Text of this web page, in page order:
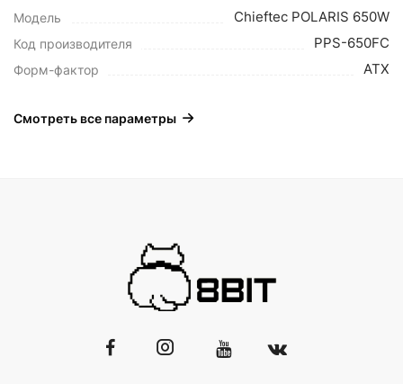
Модель Chieftec POLARIS 650W
Код производителя PPS-650FC
Форм-фактор ATX
Смотреть все параметры